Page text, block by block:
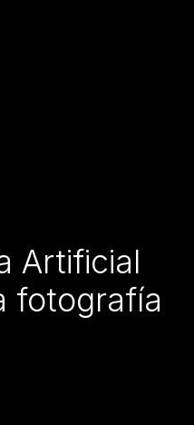
Artificial
fotografía